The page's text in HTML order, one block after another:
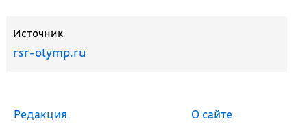
Источник
rsr-olymp.ru
Редакция О сайте